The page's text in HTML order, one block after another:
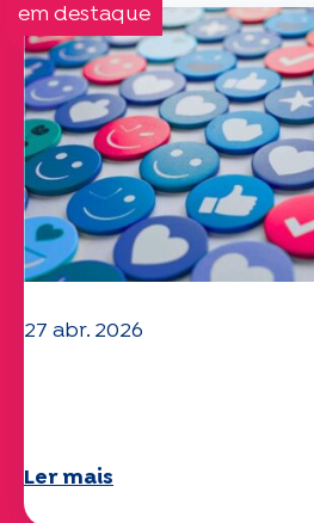
em destaque
27 abr. 2026
Ler mais